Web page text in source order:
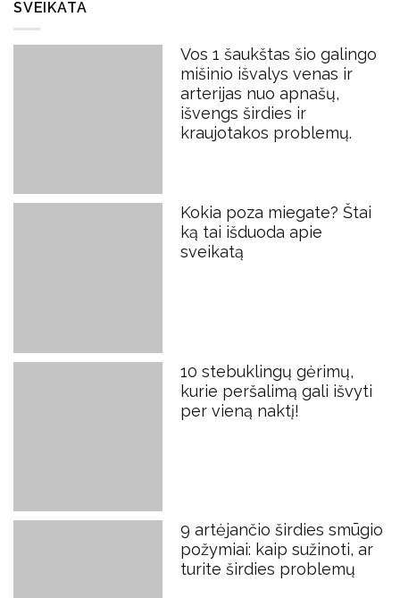
SVEIKATA
Vos 1 šaukštas šio galingo
mišinio išvalys venas ir
arterijas nuo apnašų,
išvengs širdies ir
kraujotakos problemų.
Kokia poza miegate? Štai
ką tai išduoda apie
sveikatą
10 stebuklingų gėrimų,
kurie peršalimą gali išvyti
per vieną naktį!
9 artėjančio širdies smūgio
požymiai: kaip sužinoti, ar
turite širdies problemų